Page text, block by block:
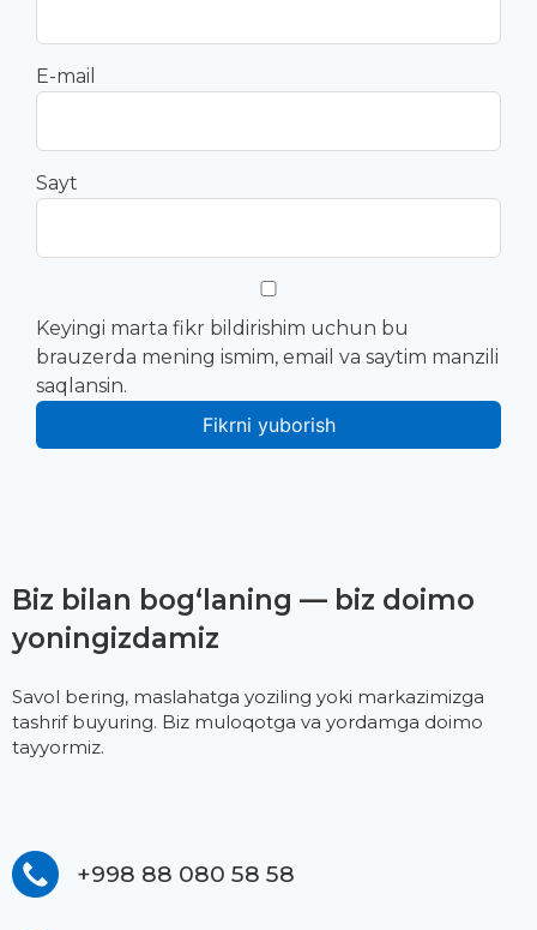
E-mail
Sayt
Keyingi marta fikr bildirishim uchun bu
brauzerda mening ismim, email va saytim manzili
saqlansin.
Biz bilan bog‘laning — biz doimo
yoningizdamiz
Savol bering, maslahatga yoziling yoki markazimizga
tashrif buyuring. Biz muloqotga va yordamga doimo
tayyormiz.
+998 88 080 58 58